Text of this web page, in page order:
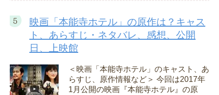
映画「本能寺ホテル」の原作は？キャス
ト、あらすじ・ネタバレ、感想、公開
日、上映館
＜映画「本能寺ホテル」のキャスト、あ
らすじ、原作情報など＞ 今回は2017年
1月公開の映画『本能寺ホテル』の原